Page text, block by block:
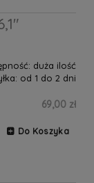
duża ilość
od 1 do 2 dni
69,00 zł
Do Koszyka